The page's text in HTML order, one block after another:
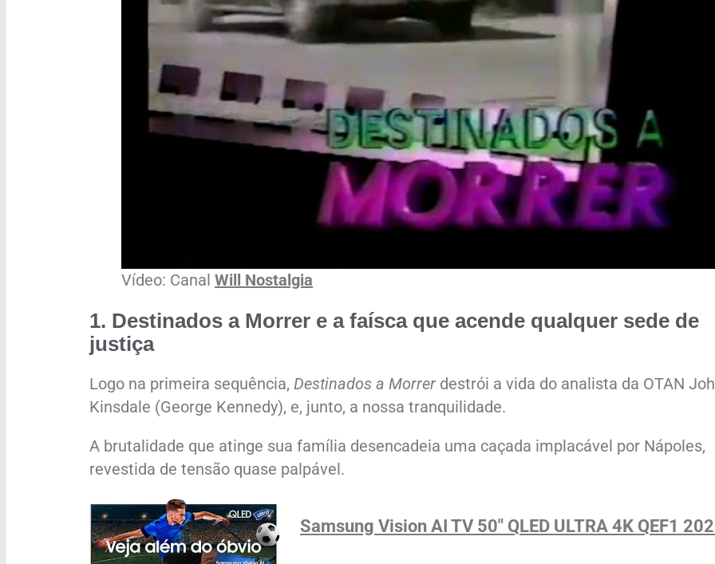
Vídeo: Canal Will Nostalgia
1. Destinados a Morrer e a faísca que acende qualquer sede de
justiça
Logo na primeira sequência, Destinados a Morrer destrói a vida do analista da OTAN
Kinsdale (George Kennedy), e, junto, a nossa tranquilidade.
A brutalidade que atinge sua família desencadeia uma caçada implacável por Nápoles,
revestida de tensão quase palpável.
Samsung Vision AI TV 50" QLED ULTRA 4K QEF1